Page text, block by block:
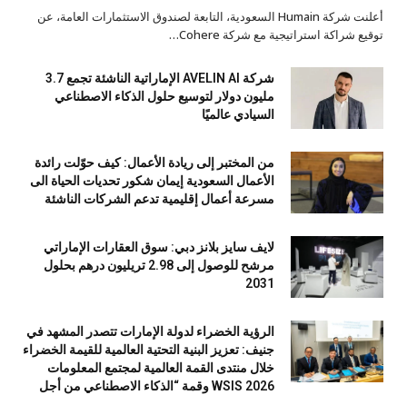
أعلنت شركة Humain السعودية، التابعة لصندوق الاستثمارات العامة، عن
توقيع شراكة استراتيجية مع شركة Cohere…
شركة AVELIN AI الإماراتية الناشئة تجمع 3.7
مليون دولار لتوسيع حلول الذكاء الاصطناعي
السيادي عالميًا
من المختبر إلى ريادة الأعمال: كيف حوّلت رائدة
الأعمال السعودية إيمان شكور تحديات الحياة الى
مسرعة أعمال إقليمية تدعم الشركات الناشئة
لايف سايز بلانز دبي: سوق العقارات الإماراتي
مرشح للوصول إلى 2.98 تريليون درهم بحلول
2031
الرؤية الخضراء لدولة الإمارات تتصدر المشهد في
جنيف: تعزيز البنية التحتية العالمية للقيمة الخضراء
خلال منتدى القمة العالمية لمجتمع المعلومات
WSIS 2026 وقمة “الذكاء الاصطناعي من أجل